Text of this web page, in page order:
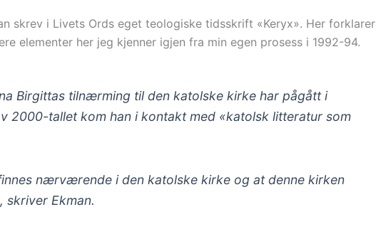
skrev i Livets Ords eget teologiske tidsskrift «Keryx». Her forklarer
elementer her jeg kjenner igjen fra min egen prosess i 1992-94.
Birgittas tilnærming til den katolske kirke har pågått i
2000-tallet kom han i kontakt med «katolsk litteratur som
nærværende i den katolske kirke og at denne kirken
skriver Ekman.